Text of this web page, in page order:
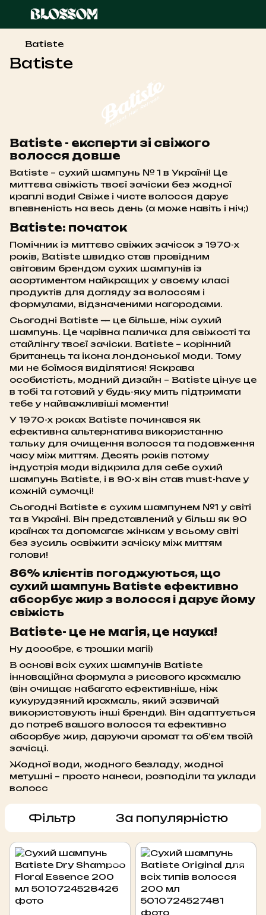
Batiste
Batiste
Batiste - експерти зі свіжого
волосся довше
Batiste – сухий шампунь № 1 в Україні! Це
миттєва свіжість твоєї зачіски без жодної
краплі води! Свіже і чисте волосся дарує
впевненість на весь день (а може навіть і ніч;)
Batiste: початок
Помічник із миттєво свіжих зачісок з 1970-х
років, Batiste швидко став провідним
світовим брендом сухих шампунів із
асортиментом найкращих у своєму класі
продуктів для догляду за волоссям і
формулами, відзначеними нагородами.
Сьогодні Batiste — це більше, ніж сухий
шампунь. Це чарівна паличка для свіжості та
стайлінгу твоєї зачіски. Batiste – корінний
британець та ікона лондонської моди. Тому
ми не боїмося виділятися! Яскрава
особистість, модний дизайн – Batiste цінує це
в тобі та готовий у будь-яку мить підтримати
тебе у найважливіші моменти!
У 1970-х роках Batiste починався як
ефективна альтернатива використанню
тальку для очищення волосся та подовження
часу між миттям. Десять років потому
індустрія моди відкрила для себе сухий
шампунь Batiste, і в 90-х він став must-have у
кожній сумочці!
Сьогодні Batiste є сухим шампунем №1 у світі
та в Україні. Він представлений у більш як 90
країнах та допомагає жінкам у всьому світі
без зусиль освіжити зачіску між миттям
голови!
86% клієнтів погоджуються, що
сухий шампунь Batiste ефективно
абсорбує жир з волосся і дарує йому
свіжість
Batiste- це не магія, це наука!
Ну доообре, є трошки магії)
В основі всіх сухих шампунів Batiste
інноваційна формула з рисового крохмалю
(він очищає набагато ефективніше, ніж
кукурудзяний крохмаль, який зазвичай
використовують інші бренди). Він адаптується
до потреб вашого волосся та ефективно
абсорбує жир, даруючи аромат та об’єм твоїй
зачісці.
Жодної води, жодного безладу, жодної
метушні – просто нанеси, розподіли та уклади
волосс
Фільтр За популярністю